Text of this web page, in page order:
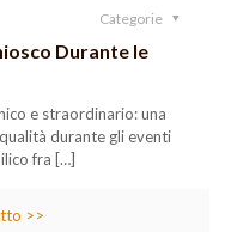
Categorie
Durante le
e straordinario: una
durante gli eventi
fra […]
>>